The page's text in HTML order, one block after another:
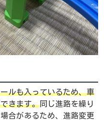
ルも入っているため、車
きます。同じ進路を繰り
合があるため、進路変更